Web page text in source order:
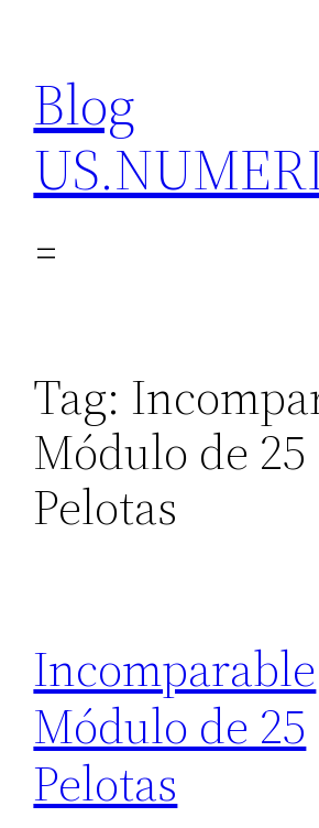
content
Blog
Tag:
Módulo de 25
Pelotas
Incomparable
Módulo de 25
Pelotas